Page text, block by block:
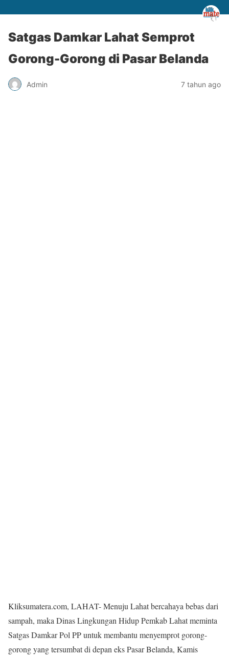
Satgas Damkar Lahat Semprot
Gorong-Gorong di Pasar Belanda
Admin 7 tahun ago
Kliksumatera.com, LAHAT- Menuju Lahat bercahaya bebas dari
sampah, maka Dinas Lingkungan Hidup Pemkab Lahat meminta
Satgas Damkar Pol PP untuk membantu menyemprot gorong-
gorong yang tersumbat di depan eks Pasar Belanda, Kamis